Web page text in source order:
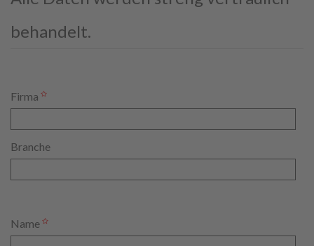
behandelt.
Firma
Branche
Name